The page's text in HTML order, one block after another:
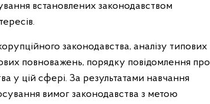
встановлених законодавством
законодавства, аналізу типових
повноважень, порядку повідомлення про
у цій сфері. За результатами навчання
вимог законодавства з метою